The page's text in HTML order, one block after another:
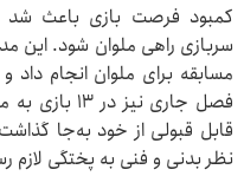
کمبود فرصت بازی باعث شد
فصل جاری
قابل قبولی از خود به‌جا
نظر بدنی و فنی به پختگی لازم